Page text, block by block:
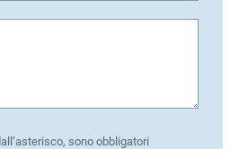
sono obbligatori